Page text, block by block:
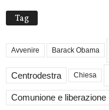
Tag
Avvenire Barack Obama
Centrodestra Chiesa
Comunione e liberazione